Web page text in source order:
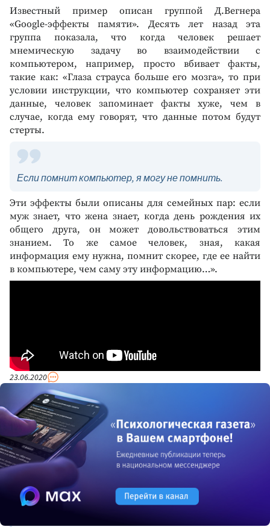
Известный пример описан группой Д.Вегнера
«Google-эффекты памяти». Десять лет назад эта
группа показала, что когда человек решает
мнемическую задачу во взаимодействии с
компьютером, например, просто вбивает факты,
такие как: «Глаза страуса больше его мозга», то при
условии инструкции, что компьютер сохраняет эти
данные, человек запоминает факты хуже, чем в
случае, когда ему говорят, что данные потом будут
стерты.
Если помнит компьютер, я могу не помнить.
Эти эффекты были описаны для семейных пар: если
муж знает, что жена знает, когда день рождения их
общего друга, он может довольствоваться этим
знанием. То же самое человек, зная, какая
информация ему нужна, помнит скорее, где ее найти
в компьютере, чем саму эту информацию…».
23.06.2020